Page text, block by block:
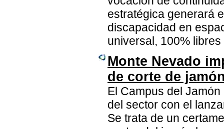
estratégica generará
discapacidad en
universal, 100%
Monte Nevado
de corte de
El Campus del
del sector con el
Se trata de un